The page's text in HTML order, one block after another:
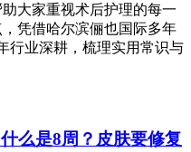
大家重视术后护理的每一
凭借哈尔滨俪也国际多年
行业深耕，梳理实用常识与
么是8周？皮肤要修复